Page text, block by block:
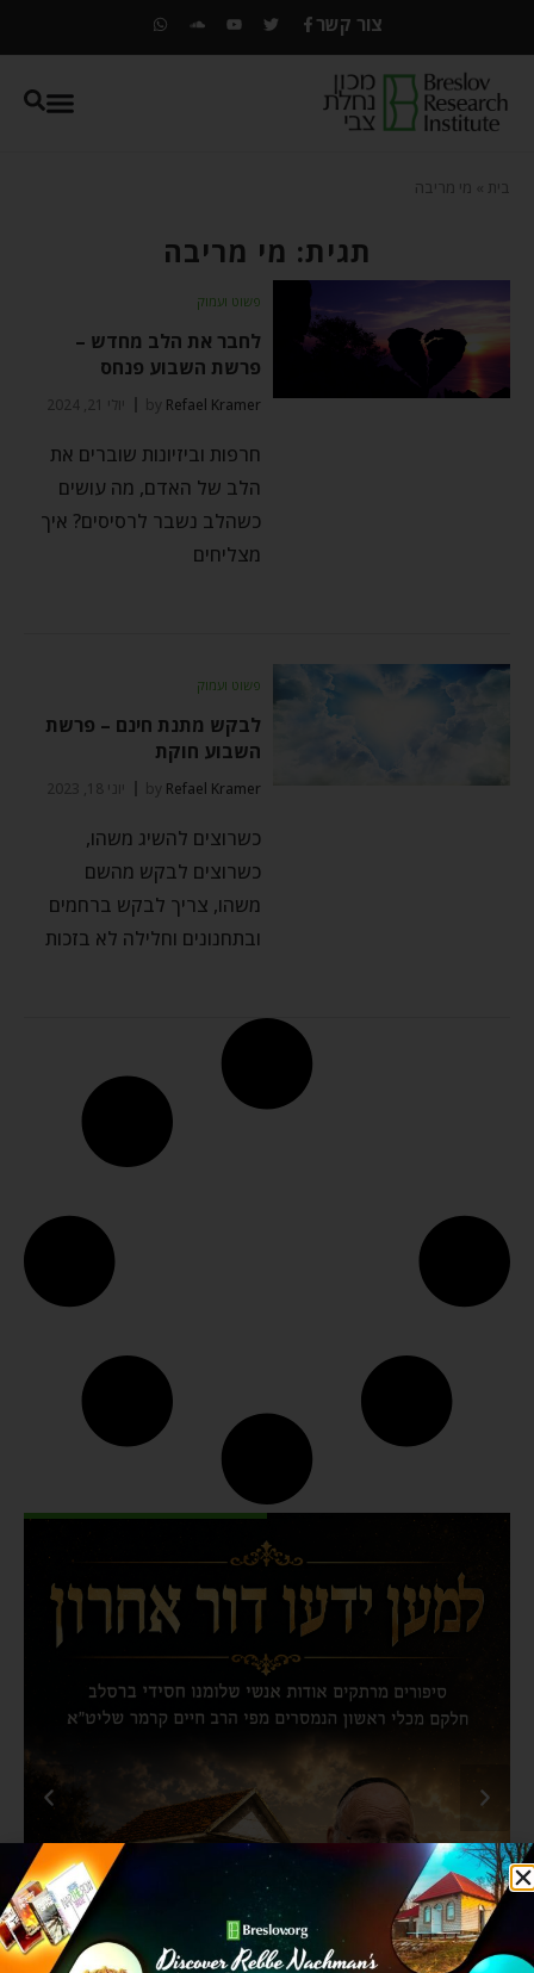
צור קשר
בית מי מריבה
תגית: מי מריבה
פשוט ועמוק
לחבר את הלב מחדש –
פרשת השבוע פנחס
by Refael Kramer יולי 21, 2024
חרפות וביזיונות שוברים את
הלב של האדם, מה עושים
כשהלב נשבר לרסיסים? איך
מצליחים
פשוט ועמוק
לבקש מתנת חינם – פרשת
השבוע חוקת
by Refael Kramer יוני 18, 2023
כשרוצים להשיג משהו,
כשרוצים לבקש מהשם
משהו, צריך לבקש ברחמים
ובתחנונים וחלילה לא בזכות